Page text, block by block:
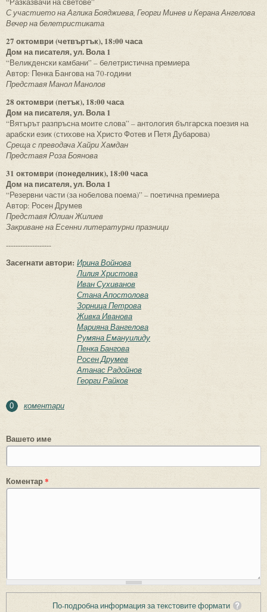
С участието на Аглика Бояджиева, Георги Минев и Керана Ангелова
Вечер на белетристиката
27 октомври (четвъртък), 18:00 часа
Дом на писателя, ул. Вола 1
“Великденски камбани” – белетристична премиера
Автор: Пенка Бангова на 70-години
Представя Манол Манолов
28 октомври (петък), 18:00 часа
Дом на писателя, ул. Вола 1
“Вятърът разпръсна моите слова” – антология българска поезия на
арабски език (стихове на Христо Фотев и Петя Дубарова)
Среща с преводача Хайри Хамдан
Представя Роза Боянова
31 октомври (понеделник), 18:00 часа
Дом на писателя, ул. Вола 1
“Резервни части (за нобелова поема)” – поетична премиера
Автор: Росен Друмев
Представя Юлиан Жилиев
Закриване на Есенни литературни празници
-------------------
Засегнати автори: Ирина Войнова
Лилия Христова
Иван Сухиванов
Стана Апостолова
Зорница Петрова
Живка Иванова
Марияна Вангелова
Румяна Емануилиду
Пенка Бангова
Росен Друмев
Атанас Радойнов
Георги Райков
0 коментари
Вашето име
Коментар*
По-подробна информация за текстовите формати